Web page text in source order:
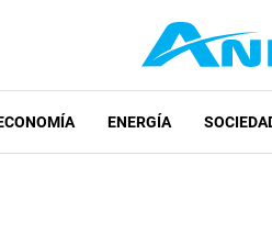
ENERGÍA